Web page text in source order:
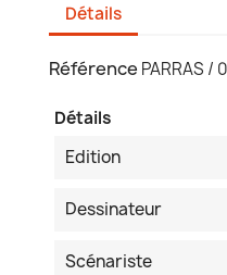
Détails
Référence PARRAS /
Détails
Edition
Dessinateur
Scénariste